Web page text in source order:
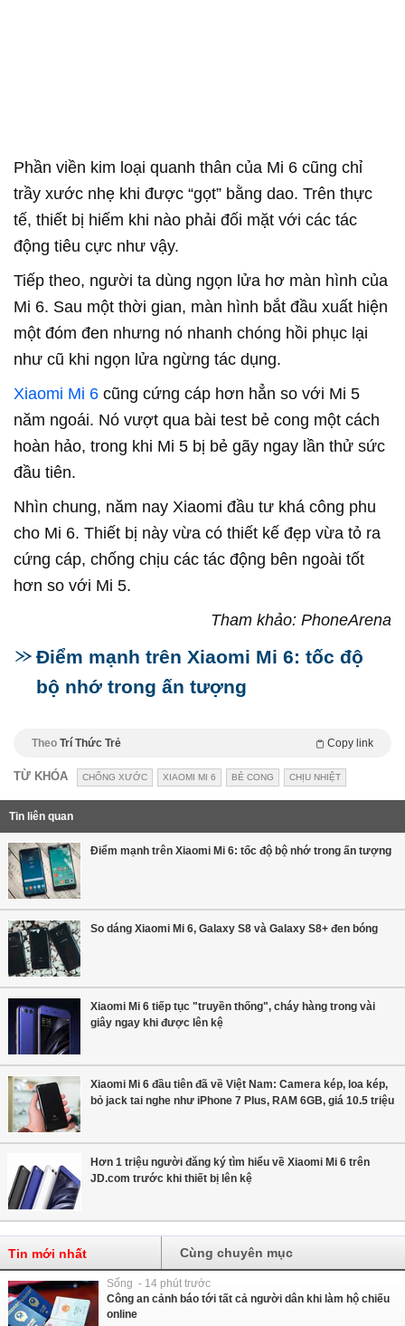
Phần viền kim loại quanh thân của Mi 6 cũng chỉ
trầy xước nhẹ khi được “gọt” bằng dao. Trên thực
tế, thiết bị hiếm khi nào phải đối mặt với các tác
động tiêu cực như vậy.
Tiếp theo, người ta dùng ngọn lửa hơ màn hình của
Mi 6. Sau một thời gian, màn hình bắt đầu xuất hiện
một đóm đen nhưng nó nhanh chóng hồi phục lại
như cũ khi ngọn lửa ngừng tác dụng.
Xiaomi Mi 6 cũng cứng cáp hơn hẳn so với Mi 5
năm ngoái. Nó vượt qua bài test bẻ cong một cách
hoàn hảo, trong khi Mi 5 bị bẻ gãy ngay lần thử sức
đầu tiên.
Nhìn chung, năm nay Xiaomi đầu tư khá công phu
cho Mi 6. Thiết bị này vừa có thiết kế đẹp vừa tỏ ra
cứng cáp, chống chịu các tác động bên ngoài tốt
hơn so với Mi 5.
Tham khảo: PhoneArena
Điểm mạnh trên Xiaomi Mi 6: tốc độ
bộ nhớ trong ấn tượng
Theo Trí Thức Trẻ Copy link
TỪ KHÓA CHỐNG XƯỚC XIAOMI MI 6 BẺ CONG CHỊU NHIỆT
Tin liên quan
Điểm mạnh trên Xiaomi Mi 6: tốc độ bộ nhớ trong ấn tượng
So dáng Xiaomi Mi 6, Galaxy S8 và Galaxy S8+ đen bóng
Xiaomi Mi 6 tiếp tục "truyền thống", cháy hàng trong vài
giây ngay khi được lên kệ
Xiaomi Mi 6 đầu tiên đã về Việt Nam: Camera kép, loa kép,
bỏ jack tai nghe như iPhone 7 Plus, RAM 6GB, giá 10.5 triệu
Hơn 1 triệu người đăng ký tìm hiểu về Xiaomi Mi 6 trên
JD.com trước khi thiết bị lên kệ
Tin mới nhất Cùng chuyên mục
Sống - 14 phút trước
Công an cảnh báo tới tất cả người dân khi làm hộ chiếu
online